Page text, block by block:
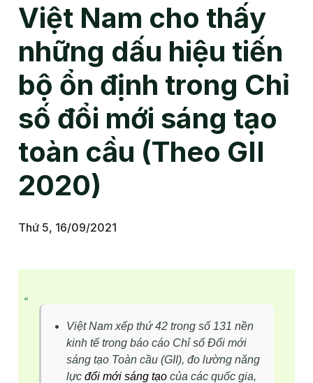
Việt Nam cho thấy
những dấu hiệu tiến
bộ ổn định trong Chỉ
số đổi mới sáng tạo
toàn cầu (Theo GII
2020)
Thứ 5, 16/09/2021
Việt Nam xếp thứ 42 trong số 131 nền
kinh tế trong báo cáo Chỉ số Đổi mới
sáng tạo Toàn cầu (GII), đo lường năng
lực đổi mới sáng tạo của các quốc gia,